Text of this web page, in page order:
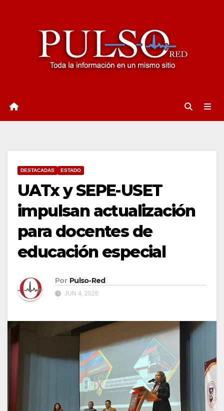
DESTACADAS ESTADO
UATx y SEPE-USET
impulsan actualización
para docentes de
educación especial
Por Pulso-Red
JUN 4, 2026